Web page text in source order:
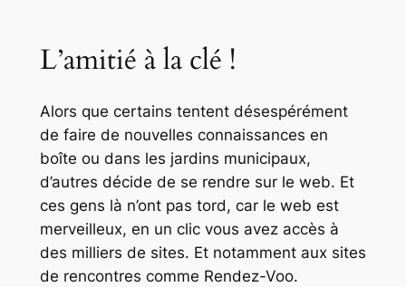
L’amitié à la clé !
Alors que certains tentent désespérément
de faire de nouvelles connaissances en
boîte ou dans les jardins municipaux,
d’autres décide de se rendre sur le web. Et
ces gens là n’ont pas tord, car le web est
merveilleux, en un clic vous avez accès à
des milliers de sites. Et notamment aux sites
de rencontres comme Rendez-Voo.